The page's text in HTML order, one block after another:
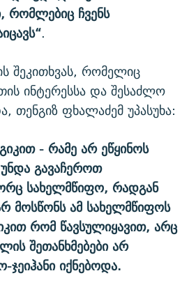
რომლებიც ჩვენს
.
შეკითხვას, რომელიც
ინტერესსა და შესაძლო
თენგიზ ფხალაძემ უპასუხა:
- რამე არ ეწყინოს
გავაჩეროთ
სახელმწიფო, რადგან
მოსწონს ამ სახელმწიფოს
რომ წავსულიყავით, არც
შეთანხმებები არ
ჯეიჰანი იქნებოდა.